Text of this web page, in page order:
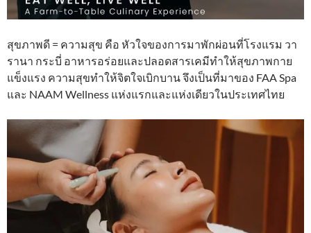
สุขภาพดี = ความสุข คือ หัวใจของการมาพักผ่อนที่โรงแรม วา
รานา กระบี่ อาหารอร่อยและปลอดสารเคมีทำให้สุขภาพกาย
แข็งแรง ความสุขทำให้จิตใจเบิกบาน จึงเป็นที่มาของ FAA Spa
และ NAAM Wellness แห่งแรกและแห่งเดียวในประเทศไทย